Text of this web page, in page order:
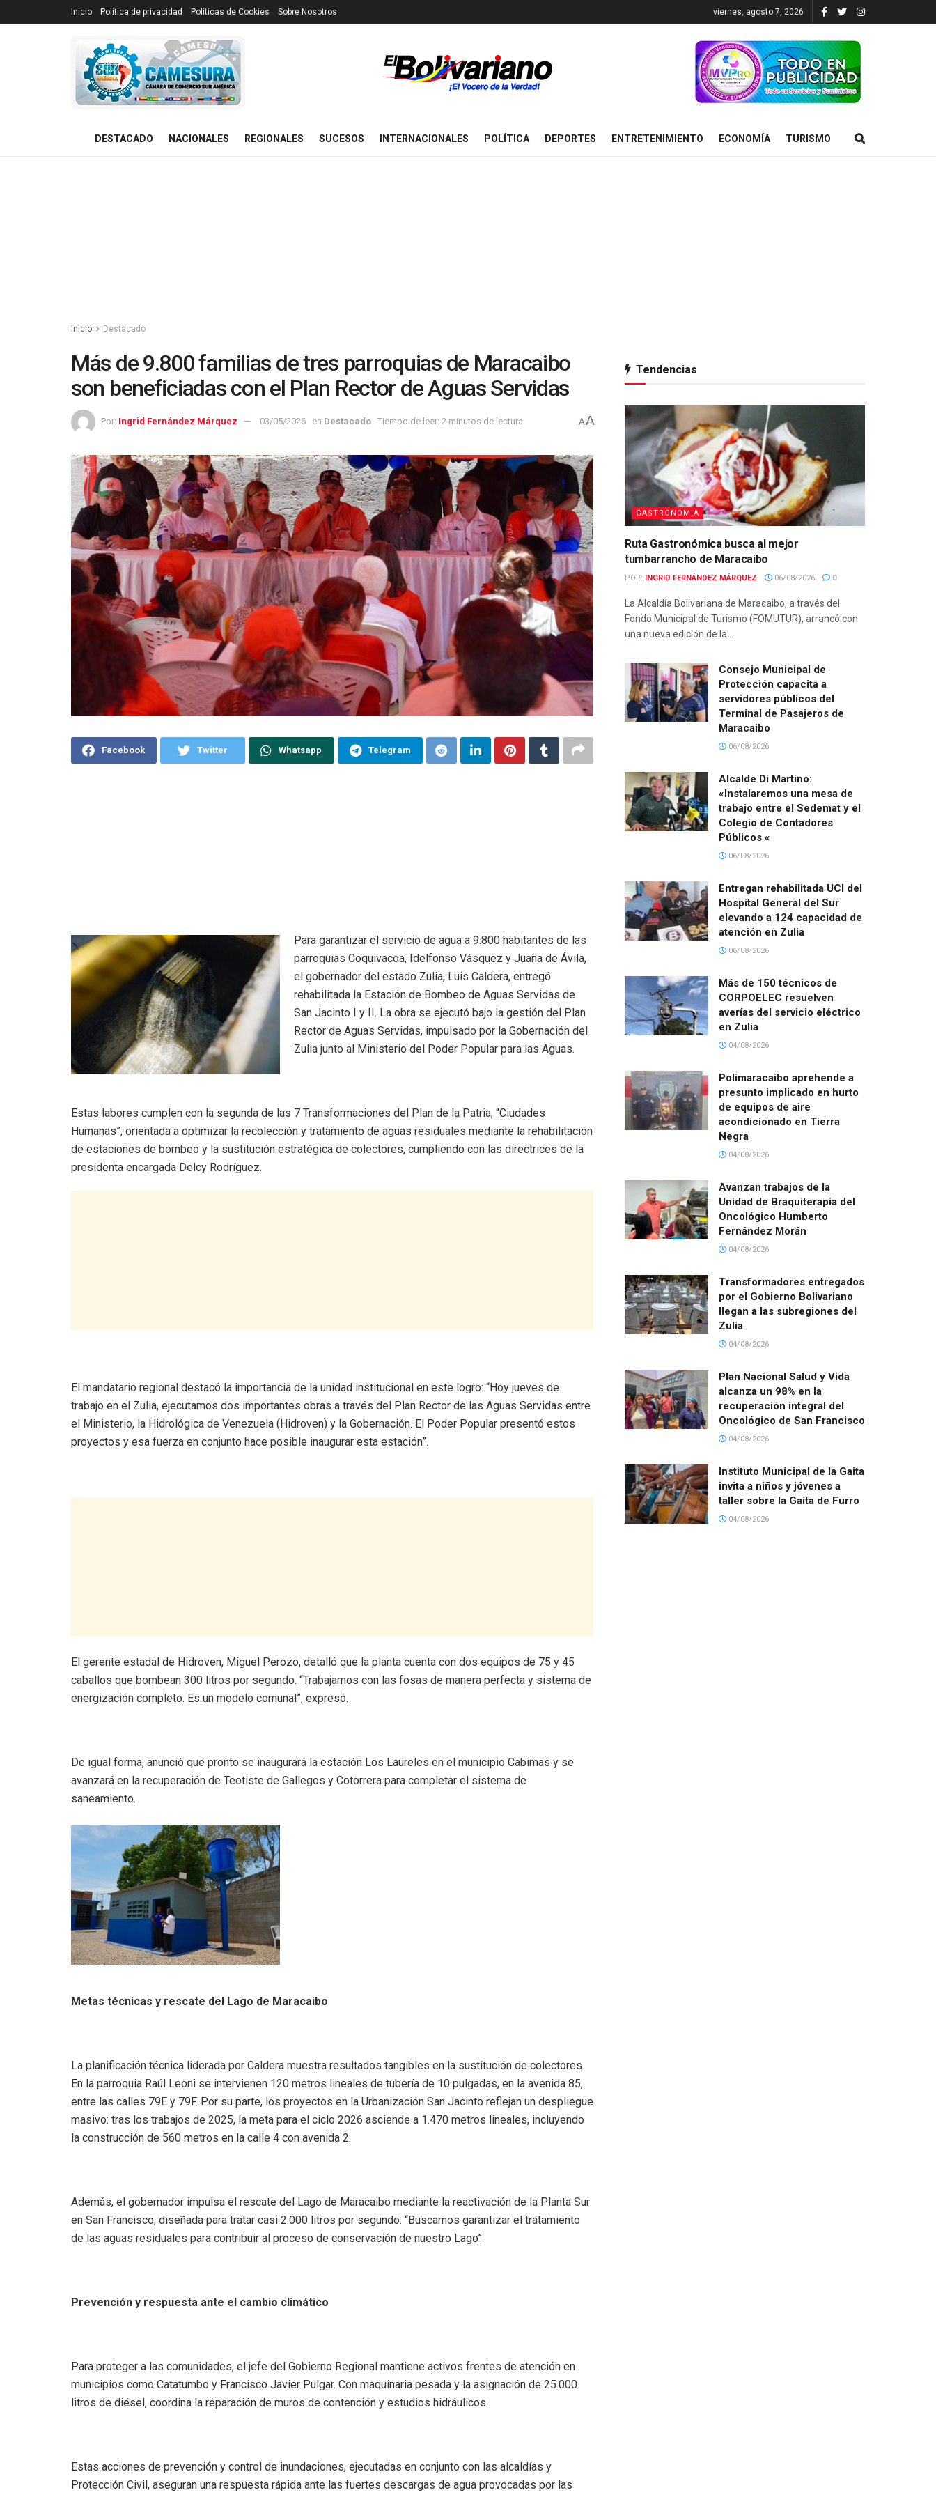
Inicio Política de privacidad Políticas de Cookies Sobre Nosotros viernes, agosto 7, 2026
DESTACADO NACIONALES REGIONALES SUCESOS INTERNACIONALES POLÍTICA DEPORTES ENTRETENIMIENTO ECONOMÍA TURISMO
Inicio Destacado
Más de 9.800 familias de tres parroquias de Maracaibo
son beneficiadas con el Plan Rector de Aguas Servidas
Por: Ingrid Fernández Márquez 03/05/2026 en Destacado Tiempo de leer: 2 minutos de lectura AA
Facebook Twitter Whatsapp Telegram
Para garantizar el servicio de agua a 9.800 habitantes de las
parroquias Coquivacoa, Idelfonso Vásquez y Juana de Ávila,
el gobernador del estado Zulia, Luis Caldera, entregó
rehabilitada la Estación de Bombeo de Aguas Servidas de
San Jacinto I y II. La obra se ejecutó bajo la gestión del Plan
Rector de Aguas Servidas, impulsado por la Gobernación del
Zulia junto al Ministerio del Poder Popular para las Aguas.
Estas labores cumplen con la segunda de las 7 Transformaciones del Plan de la Patria, “Ciudades
Humanas”, orientada a optimizar la recolección y tratamiento de aguas residuales mediante la rehabilitación
de estaciones de bombeo y la sustitución estratégica de colectores, cumpliendo con las directrices de la
presidenta encargada Delcy Rodríguez.
El mandatario regional destacó la importancia de la unidad institucional en este logro: “Hoy jueves de
trabajo en el Zulia, ejecutamos dos importantes obras a través del Plan Rector de las Aguas Servidas entre
el Ministerio, la Hidrológica de Venezuela (Hidroven) y la Gobernación. El Poder Popular presentó estos
proyectos y esa fuerza en conjunto hace posible inaugurar esta estación”.
El gerente estadal de Hidroven, Miguel Perozo, detalló que la planta cuenta con dos equipos de 75 y 45
caballos que bombean 300 litros por segundo. “Trabajamos con las fosas de manera perfecta y sistema de
energización completo. Es un modelo comunal”, expresó.
De igual forma, anunció que pronto se inaugurará la estación Los Laureles en el municipio Cabimas y se
avanzará en la recuperación de Teotiste de Gallegos y Cotorrera para completar el sistema de
saneamiento.
Metas técnicas y rescate del Lago de Maracaibo
La planificación técnica liderada por Caldera muestra resultados tangibles en la sustitución de colectores.
En la parroquia Raúl Leoni se intervienen 120 metros lineales de tubería de 10 pulgadas, en la avenida 85,
entre las calles 79E y 79F. Por su parte, los proyectos en la Urbanización San Jacinto reflejan un despliegue
masivo: tras los trabajos de 2025, la meta para el ciclo 2026 asciende a 1.470 metros lineales, incluyendo
la construcción de 560 metros en la calle 4 con avenida 2.
Además, el gobernador impulsa el rescate del Lago de Maracaibo mediante la reactivación de la Planta Sur
en San Francisco, diseñada para tratar casi 2.000 litros por segundo: “Buscamos garantizar el tratamiento
de las aguas residuales para contribuir al proceso de conservación de nuestro Lago”.
Prevención y respuesta ante el cambio climático
Para proteger a las comunidades, el jefe del Gobierno Regional mantiene activos frentes de atención en
municipios como Catatumbo y Francisco Javier Pulgar. Con maquinaria pesada y la asignación de 25.000
litros de diésel, coordina la reparación de muros de contención y estudios hidráulicos.
Estas acciones de prevención y control de inundaciones, ejecutadas en conjunto con las alcaldías y
Protección Civil, aseguran una respuesta rápida ante las fuertes descargas de agua provocadas por las
Tendencias
GASTRONOMIA
Ruta Gastronómica busca al mejor
tumbarrancho de Maracaibo
POR: INGRID FERNÁNDEZ MÁRQUEZ 06/08/2026 0
La Alcaldía Bolivariana de Maracaibo, a través del
Fondo Municipal de Turismo (FOMUTUR), arrancó con
una nueva edición de la...
Consejo Municipal de
Protección capacita a
servidores públicos del
Terminal de Pasajeros de
Maracaibo
06/08/2026
Alcalde Di Martino:
«Instalaremos una mesa de
trabajo entre el Sedemat y el
Colegio de Contadores
Públicos «
06/08/2026
Entregan rehabilitada UCI del
Hospital General del Sur
elevando a 124 capacidad de
atención en Zulia
06/08/2026
Más de 150 técnicos de
CORPOELEC resuelven
averías del servicio eléctrico
en Zulia
04/08/2026
Polimaracaibo aprehende a
presunto implicado en hurto
de equipos de aire
acondicionado en Tierra
Negra
04/08/2026
Avanzan trabajos de la
Unidad de Braquiterapia del
Oncológico Humberto
Fernández Morán
04/08/2026
Transformadores entregados
por el Gobierno Bolivariano
llegan a las subregiones del
Zulia
04/08/2026
Plan Nacional Salud y Vida
alcanza un 98% en la
recuperación integral del
Oncológico de San Francisco
04/08/2026
Instituto Municipal de la Gaita
invita a niños y jóvenes a
taller sobre la Gaita de Furro
04/08/2026